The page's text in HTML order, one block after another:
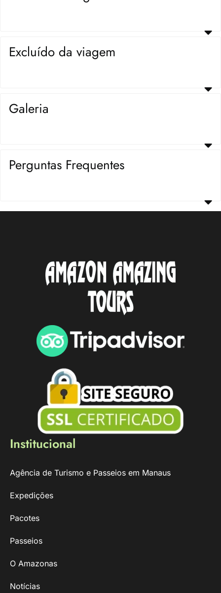
Excluído da viagem
Galeria
Perguntas Frequentes
Institucional
Agência de Turismo e Passeios em Manaus
Expedições
Pacotes
Passeios
O Amazonas
Notícias